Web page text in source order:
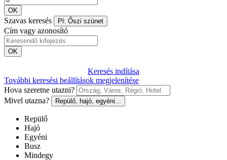
OK
Szavas keresés Pl: Őszi szünet
Cím vagy azonosító
OK
Keresés indítása
További keresési beállítások megjelenítése
Hova szeretne utazni?
Mivel utazna?
Repülő, hajó, egyéni...
Repülő
Hajó
Egyéni
Busz
Mindegy